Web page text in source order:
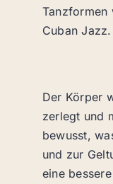
Tanzformen
Cuban Jazz.
Der Körper
zerlegt und
bewusst,
und zur
eine